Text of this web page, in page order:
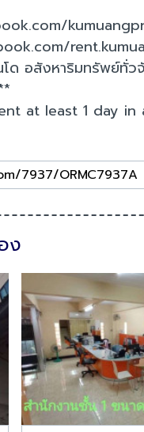
ด อสังหาริมทรัพย์ทั่ว
at least 1 day in
ง